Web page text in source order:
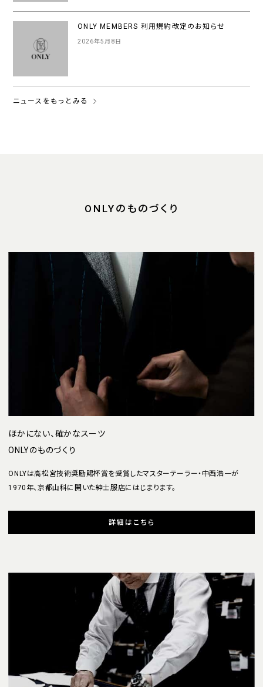
ONLY MEMBERS 利用規約改定のお知らせ
2026年5月8日
ニュースをもっとみる
ONLYのものづくり
ほかにない、確かなスーツ
ONLYのものづくり
ONLYは高松宮技術奨励賜杯賞を受賞したマスターテーラー・中西浩一が
1970年、京都山科に開いた紳士服店にはじまります。
詳細はこちら